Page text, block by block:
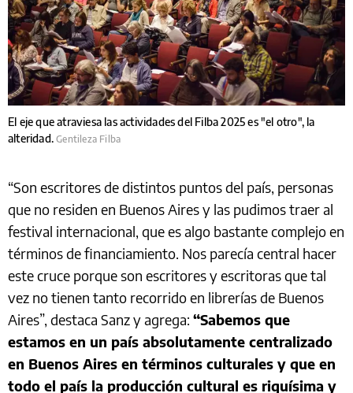
El eje que atraviesa las actividades del Filba 2025 es "el otro", la
alteridad.Gentileza Filba
“Son escritores de distintos puntos del país, personas
que no residen en Buenos Aires y las pudimos traer al
festival internacional, que es algo bastante complejo en
términos de financiamiento. Nos parecía central hacer
este cruce porque son escritores y escritoras que tal
vez no tienen tanto recorrido en librerías de Buenos
Aires”, destaca Sanz y agrega: “Sabemos que
estamos en un país absolutamente centralizado
en Buenos Aires en términos culturales y que en
todo el país la producción cultural es riquísima y